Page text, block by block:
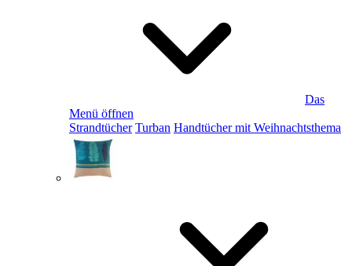
Das
Menü öffnen
Strandtücher Turban Handtücher mit Weihnachtsthema